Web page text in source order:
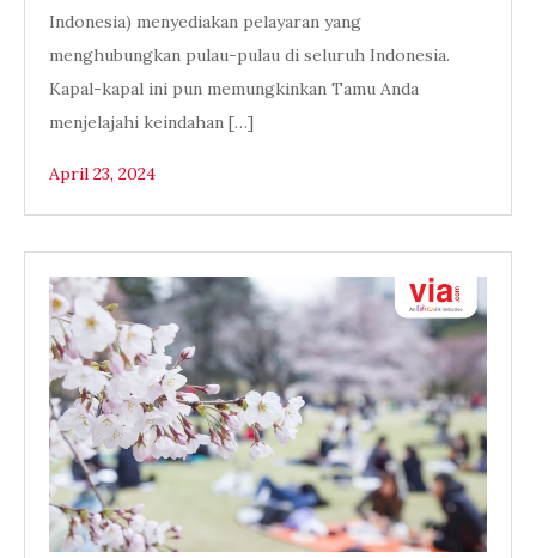
Indonesia) menyediakan pelayaran yang
menghubungkan pulau-pulau di seluruh Indonesia.
Kapal-kapal ini pun memungkinkan Tamu Anda
menjelajahi keindahan […]
April 23, 2024